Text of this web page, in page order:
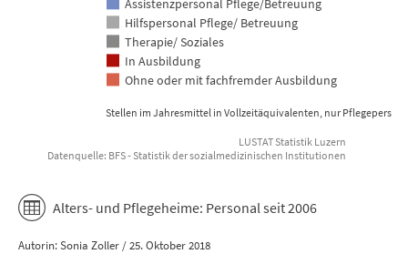
Stellen im Jahresmittel in Vollzeitäquivalenten, nur
Assistenzpersonal Pflege/Betreuung
Hilfspersonal Pflege/ Betreuung
Therapie/ Soziales
In Ausbildung
Ohne oder mit fachfremder Ausbildung
LUSTAT Statistik Luzern
Datenquelle: BFS - Statistik der sozialmedizinischen Institutionen
Alters- und Pflegeheime: Personal seit 2006
Autorin: Sonia Zoller / 25. Oktober 2018